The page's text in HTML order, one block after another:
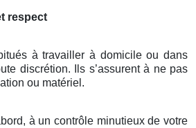
respect
à travailler à domicile ou dans
discrétion. Ils s’assurent à ne pas
ou matériel.
à un contrôle minutieux de votre